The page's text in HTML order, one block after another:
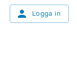
Logga in